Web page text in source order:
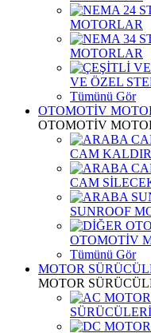
MOTORLAR
MOTORLAR
VE ÖZEL
Tümünü Gör
OTOMOTİV
OTOMOTİV
CAM
CAM
SUNROOF
OTOMOTİV
Tümünü Gör
MOTOR
MOTOR
SÜRÜCÜLERİ